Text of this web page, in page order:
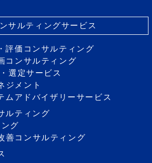
サルティングサービス
評価コンサルティング
コンサルティング
選定サービス
ジメント
ムアドバイザリーサービス
ルティング
グ
善コンサルティング